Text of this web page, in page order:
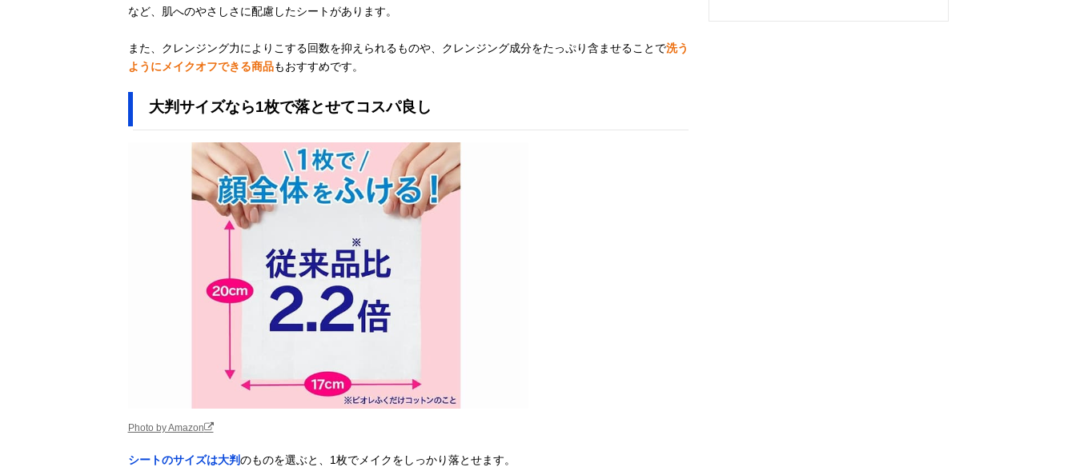
など、肌へのやさしさに配慮したシートがあります。
また、クレンジング力によりこする回数を抑えられるものや、クレンジング成分をたっぷり含ませることで洗う
ようにメイクオフできる商品もおすすめです。
大判サイズなら1枚で落とせてコスパ良し
Photo by Amazon
シートのサイズは大判のものを選ぶと、1枚でメイクをしっかり落とせます。